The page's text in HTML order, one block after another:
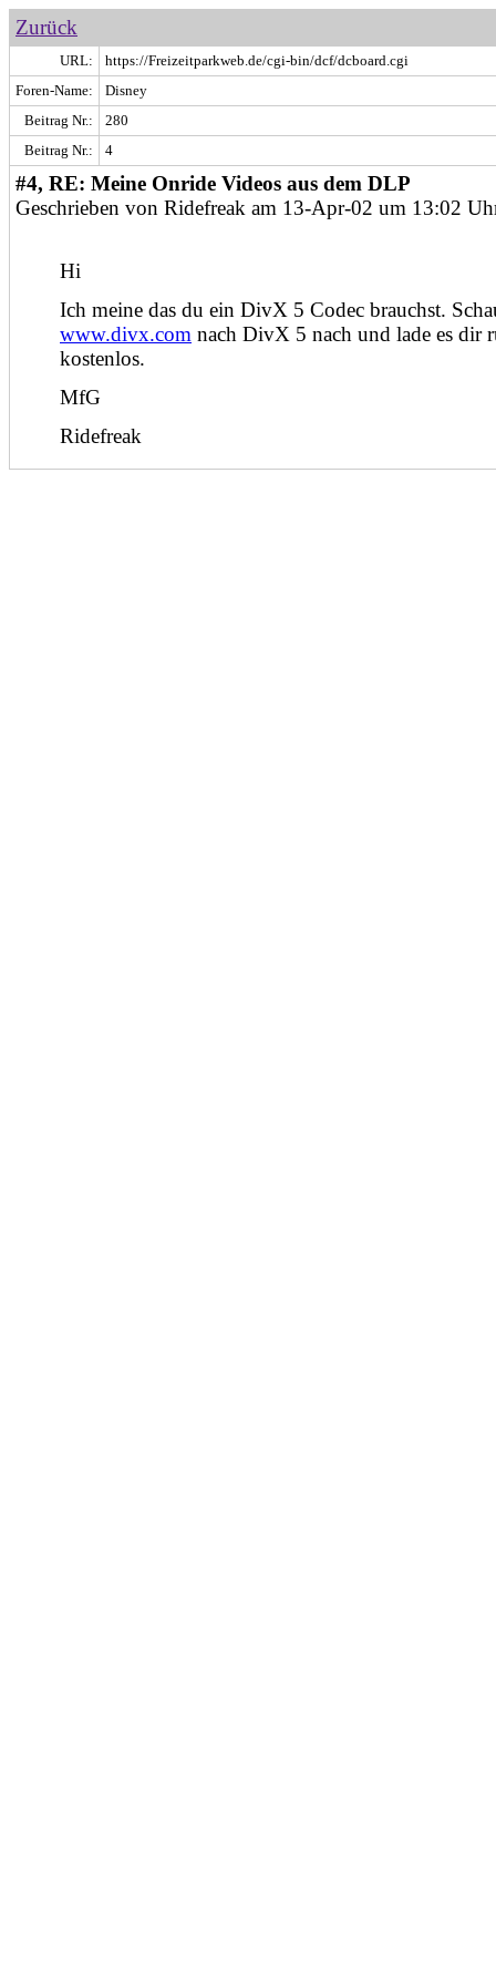
Zurück
URL:
https://Freizeitparkweb.de/cgi-bin/dcf/dcboard.cgi
Foren-Name:
Disney
Beitrag Nr.:
280
Beitrag Nr.:
4
#4, RE: Meine Onride Videos aus dem DLP
Geschrieben von Ridefreak am 13-Apr-02 um 13:02
Hi
Ich meine das du ein DivX 5 Codec brauchst.
www.divx.com nach DivX 5 nach und lade es dir
kostenlos.
MfG
Ridefreak